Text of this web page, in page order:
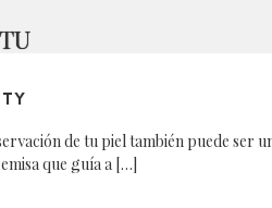
de tu piel también puede ser
que guía a […]